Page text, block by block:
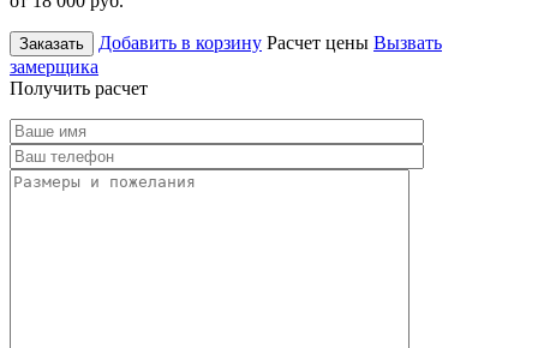
Заказать Добавить в корзину Расчет цены Вызвать
замерщика
Получить расчет